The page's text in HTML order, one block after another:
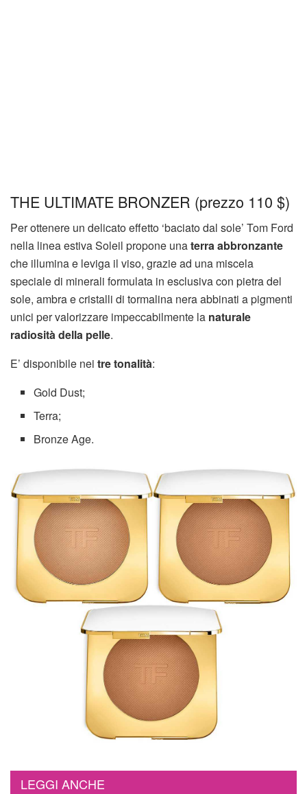
THE ULTIMATE BRONZER (prezzo 110 $)
Per ottenere un delicato effetto ‘baciato dal sole’ Tom Ford
nella linea estiva Soleil propone unaterra abbronzante
che illumina e leviga il viso, grazie ad una miscela
speciale di minerali formulata in esclusiva con pietra del
sole, ambra e cristalli di tormalina nera abbinati a pigmenti
unici per valorizzare impeccabilmente la naturale
radiosità della pelle.
E’ disponibile nei tre tonalità:
Gold Dust;
Terra;
Bronze Age.
LEGGI ANCHE